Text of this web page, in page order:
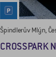
Špindlerův Mlýn,
CROSSPARK